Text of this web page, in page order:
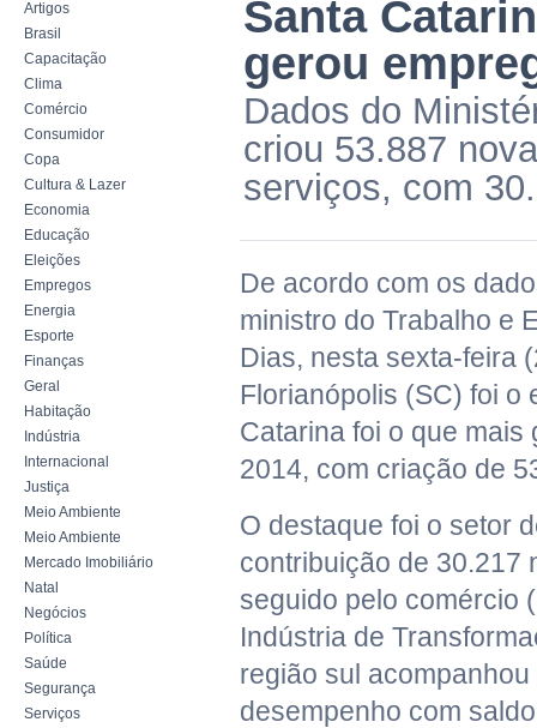
Artigos
Brasil
Capacitação
Clima
Comércio
Consumidor
Copa
Cultura & Lazer
Economia
Educação
Eleições
Empregos
Energia
Esporte
Finanças
Geral
Habitação
Indústria
Internacional
Justiça
Meio Ambiente
Meio Ambiente
Mercado Imobiliário
Natal
Negócios
Política
Saúde
Segurança
Serviços
Santa
gerou
Dados do
criou 53.887
serviços, com
De acordo com os
ministro do Trabalho e
Dias, nesta sexta-feira
Florianópolis (SC) foi o
Catarina foi o que mais
2014, com criação de
O destaque foi o setor
contribuição de 30.217
seguido pelo comércio
Indústria de
região sul acompanhou
desempenho com